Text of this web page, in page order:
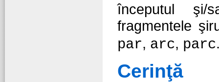
începutul şi/
fragmentele
par, arc, parc
Cerinţă